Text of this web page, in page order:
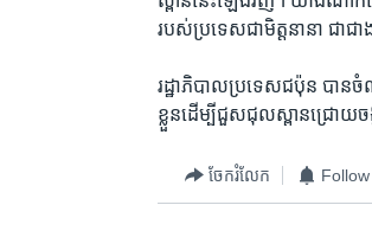
របស់​ប្រ​ទេស​ជា​មិត្ត​នានា​ ជាជ
រដ្ឋាភិបាល​ប្រទេស​ជប៉ុន​ បា
ខ្លួន​ដើម្បី​ជួសជុល​ស្ពាន​ជ្រោយច
ចែករំលែក